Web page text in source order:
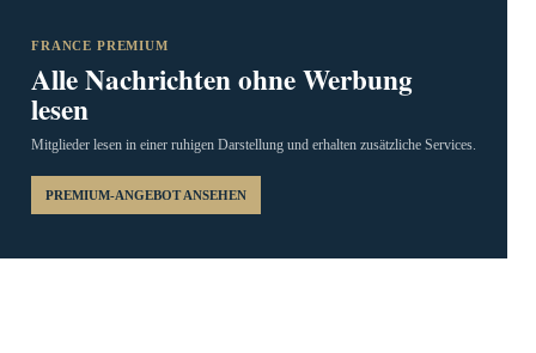
FRANCE PREMIUM
Alle Nachrichten ohne Werbung
lesen
Mitglieder lesen in einer ruhigen Darstellung und erhalten zusätzliche Services.
PREMIUM-ANGEBOT ANSEHEN